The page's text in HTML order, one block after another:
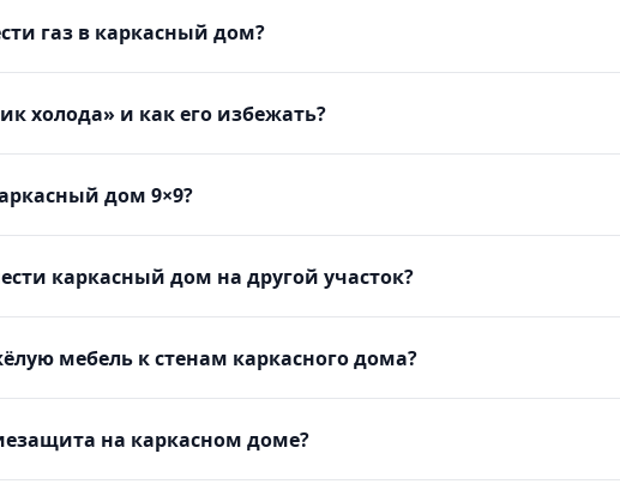
газ в каркасный дом?
холода» и как его избежать?
дом 9×9?
каркасный дом на другой участок?
мебель к стенам каркасного дома?
на каркасном доме?